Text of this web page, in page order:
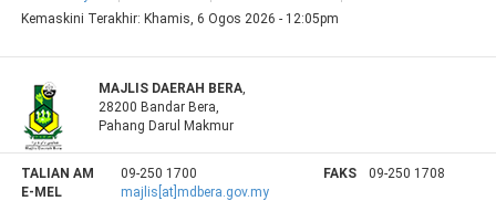
Kemaskini Terakhir:Khamis, 6 Ogos 2026 - 12:05pm
MAJLIS DAERAH BERA,
28200 Bandar Bera,
Pahang Darul Makmur
TALIAN AM 09-250 1700 FAKS
09-250 1708
E-MEL
majlis[at]mdbera.gov.my